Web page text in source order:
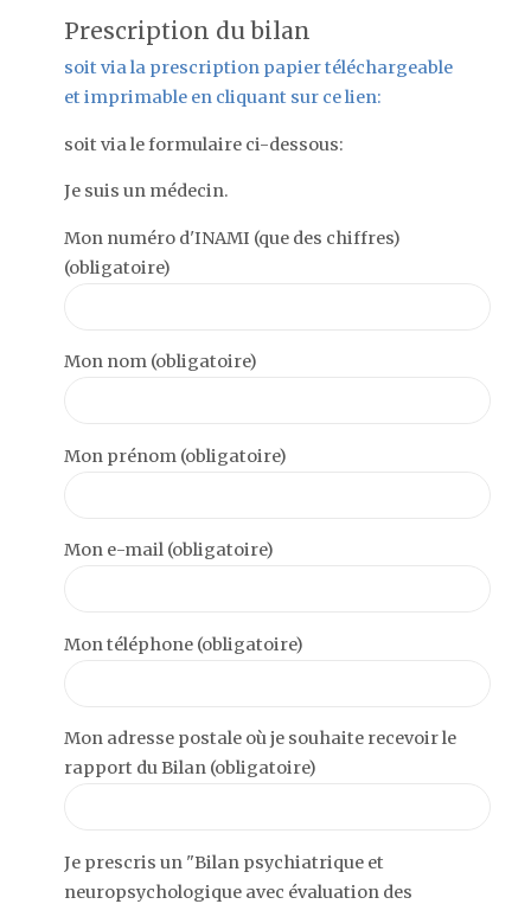
Prescription du bilan
soit via la prescription papier téléchargeable
et imprimable en cliquant sur ce lien:
soit via le formulaire ci-dessous:
Je suis un médecin.
Mon numéro d'INAMI (que des chiffres)
(obligatoire)
Mon nom (obligatoire)
Mon prénom (obligatoire)
Mon e-mail (obligatoire)
Mon téléphone (obligatoire)
Mon adresse postale où je souhaite recevoir le
rapport du Bilan (obligatoire)
Je prescris un "Bilan psychiatrique et
neuropsychologique avec évaluation des